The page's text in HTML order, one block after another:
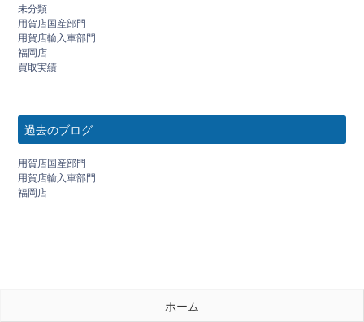
未分類
用賀店国産部門
用賀店輸入車部門
福岡店
買取実績
過去のブログ
用賀店国産部門
用賀店輸入車部門
福岡店
ホーム